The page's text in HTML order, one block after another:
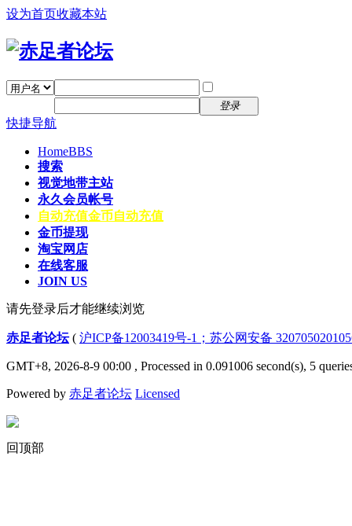
设为首页收藏本站
登录
快捷导航
HomeBBS
搜索
视觉地带主站
永久会员帐号
自动充值金币自动充值
金币提现
淘宝网店
在线客服
JOIN US
请先登录后才能继续浏览
赤足者论坛( 沪ICP备12003419号-1；苏公网安备
GMT+8, 2026-8-9 00:00 , Processed in 0.091006 second(s), 5
Powered by 赤足者论坛 Licensed
回顶部